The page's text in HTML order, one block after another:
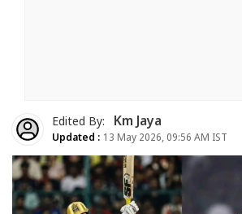
Edited By: Km Jaya
Updated : 13 May 2026, 09:56 AM IST